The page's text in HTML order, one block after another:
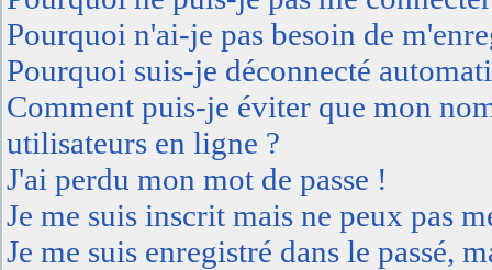
Pourquoi n'ai-je pas besoin de
Pourquoi suis-je déconnecté
Comment puis-je éviter que mon
utilisateurs en ligne ?
J'ai perdu mon mot de passe !
Je me suis inscrit mais ne peux pas
Je me suis enregistré dans le passé,